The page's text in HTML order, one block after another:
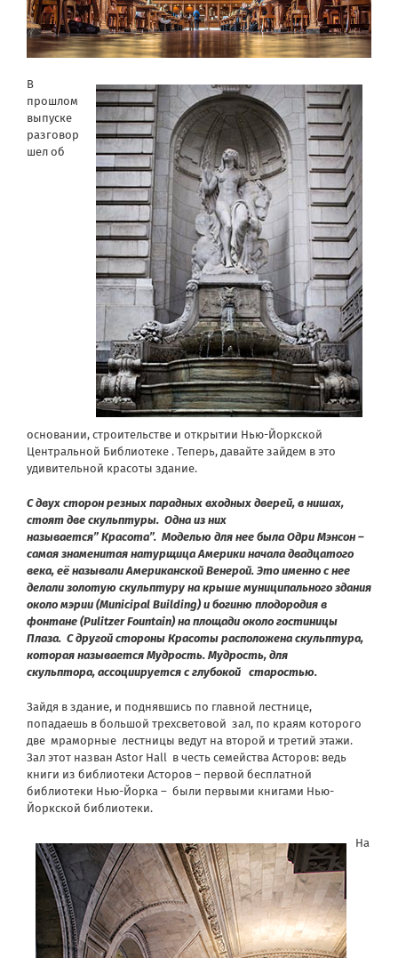
В
прошлом
выпуске
разговор
шел об
основании, строительстве и открытии Нью-Йоркской
Центральной Библиотеке . Теперь, давайте зайдем в это
удивительной красоты здание.
С двух сторон резных парадных входных дверей, в нишах,
стоят две скульптуры. Одна из них
называется” Красота”. Моделью для нее была Одри Мэнсон –
самая знаменитая натурщица Америки начала двадцатого
века, её называли Американской Венерой. Это именно с нее
делали золотую скульптуру на крыше муниципального здания
около мэрии (Municipal Building) и богиню плодородия в
фонтане (Pulitzer Fountain) на площади около гостиницы
Плаза. С другой стороны Красоты расположена скульптура,
которая называется Мудрость. Мудрость, для
скульптора, ассоциируется с глубокой старостью.
Зайдя в здание, и поднявшись по главной лестнице,
попадаешь в большой трехсветовой зал, по краям которого
две мраморные лестницы ведут на второй и третий этажи.
Зал этот назван Astor Hall в честь семейства Асторов: ведь
книги из библиотеки Асторов – первой бесплатной
библиотеки Нью-Йорка – были первыми книгами Нью-
Йоркской библиотеки.
На